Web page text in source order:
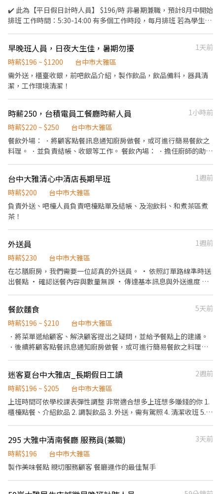
檯、飲料吧） 未來願景 1️⃣當你/妳學會的工作項目越多，獎金也會
跟著增加。 2️⃣每3個月會進行同仁工作狀況的評估審核，表現優良
的，有辦法接受以下的狀況再來面試‼️ 「我們工作是一段班沒有空
班時間，餐期的時候出餐節奏會快要有一點抗壓性，會遇到各式各
既然選擇來早餐店就請拿出該有的工作態度，早餐店真的需要有毅
力，另外如果本身有很多活動或是私事需要常常請假者，建議再三
評估一下，謝謝🙏 我們不怕給高薪，只要妳/你肯用心做、用心學，
相對的福利、薪水也一定會跟著更好👍」 工作條件： ✅製作餐點✅
合店裡規範 ⭕️服務餐飲熱誠 ✅有經驗者佳 ✅無經驗者可 （ 依進步
狀況調薪） 其他問題或詳細事項，現場有履歷表填寫，詳情面試談
聯絡方式：劉店長0911428504 📎工作地點：台中市大雅區學府路
429號 📎工作時間：早上6:00-14:00 📎工作待遇：含勞健保&團保
📎職缺性質：工讀生 📎職務類別：餐飲服務人員 需求人數：2人 💙
員工福利： 供餐福利、員工制服、完整教育訓練、員工不定時聚
餐、三節禮品
✔️ 此為【平日假日計時人員】 $196/時 非暑期兼職，預計8月中開始
排班 工作時間：5:30-14:00 有多個工作時段，每月排班 若為學生，
境清潔 - 洗碗、廚房設施清潔、備料 ✔️無經驗有教育訓練 ✔️基本待
遇 - 勞保、健保、6%提撥退休金 - 只要當天有上班就供應的免費員
工餐 - 員工制服及員工教育訓練 ✔️正兼職（計時）皆有福利如下 -
三節禮品（春節、端午節、中秋節） - 尾牙聚餐 2022 裕元花園酒店
願者歡迎投遞履歷，謝謝
早晚班人員，日夜大生佳，暑期勿擾
1天前
時薪$196 ~ $1200
台中市大雅區
需外送，櫃臺收銀，前吧飲品介紹，製作飲品，飲品備料，器具清
潔，工作環境清潔！
時薪250，台積電員工餐廳時薪人員
1小時前
時薪$220 ~ $250
台中市大雅區
餐飲外場： ．將顧客點餐訊息通知廚房做餐，或可進行簡易餐飲之
料理。 ．並負責結帳、收銀等工作。 餐飲內場： ．擔任廚師的助
準備不同餐點所需要的食材。 ．協助測量食材的容量與重量。 ．負
責擺盤、打包外帶服務。
台中大雅清心中清店長期早班
1週前
時薪$200
台中市大雅區
負責外送、吧檯人員負責吧檯點單及結帳、及泡飲料、和煮茶區煮
茶！
外送員
1週前
時薪$230
台中市大雅區
在芯膳廚房，我們需要一位認真的外送員。 • 依照訂單路線準時送
出餐點 • 確認送餐內容與數量無誤 • 傳達基本訊息與外送進度 我
餐飲麵食
5天前
時薪$196 ~ $210
台中市大雅區
．將菜單遞給顧客、解決顧客提出之疑問，並給予餐點上的建議。
．後續將顧客點餐訊息通知廚房做餐，或可進行簡易餐飲之料理。
負責洗、剝、削、切各種食材。 ．負責清理工作環境、設備和餐
具。 ．準備不同餐點所需要的食材。 ．負責擺盤、打包外帶服務。
迷客夏台中大雅店_長期假日工讀
2週前
時薪$196 ~ $205
台中市大雅區
上班時間可依學校課表彈性調整 非常適合想多上班想多賺錢的你 1.
櫃檯點餐、介紹飲品 2. 調製飲品 3. 外送，需有駕照 4. 清潔收班 5.
295 大雅中清南餐廳 服務員(兼職)
3天前
時薪$196
台中市大雅區
製作美味餐點 親切服務顧客 餐廳運作的最佳幫手